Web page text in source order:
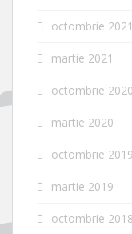
octombrie 2021
martie 2021
octombrie 2020
martie 2020
octombrie 2019
martie 2019
octombrie 2018